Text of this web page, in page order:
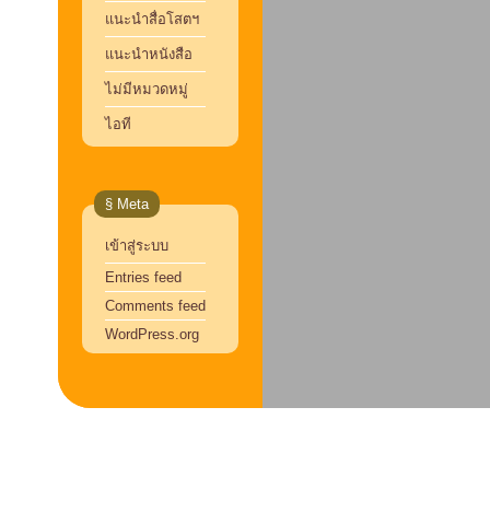
แนะนำสื่อโสตฯ
แนะนำหนังสือ
ไม่มีหมวดหมู่
ไอที
§ Meta
เข้าสู่ระบบ
Entries feed
Comments feed
WordPress.org